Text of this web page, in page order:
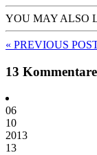
YOU MAY ALSO
« PREVIOUS
13 Kommentare
06
10
2013
13